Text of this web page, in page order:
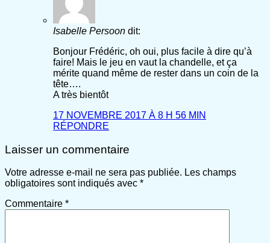
Isabelle Persoon dit:
Bonjour Frédéric, oh oui, plus facile à dire qu’à
faire! Mais le jeu en vaut la chandelle, et ça
mérite quand même de rester dans un coin de la
tête….
A très bientôt
17 NOVEMBRE 2017 À 8 H 56 MIN
RÉPONDRE
Laisser un commentaire
Votre adresse e-mail ne sera pas publiée. Les champs
obligatoires sont indiqués avec *
Commentaire *